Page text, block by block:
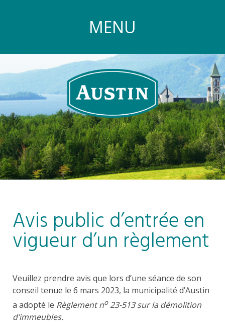
MENU
Avis public d’entrée en
vigueur d’un règlement
Veuillez prendre avis que lors d’une séance de son
conseil tenue le 6 mars 2023, la municipalité d’Austin
a adopté le Règlement no23-513 sur la démolition
d’immeubles.